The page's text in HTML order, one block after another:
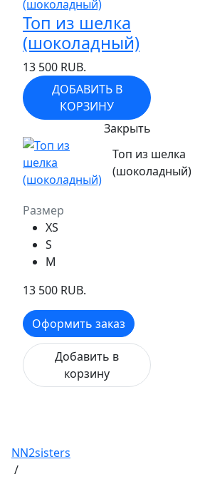
Топ из шелка
(шоколадный)
13 500 RUB.
ДОБАВИТЬ В
КОРЗИНУ
Закрыть
Топ из шелка
(шоколадный)
Размер
XS
S
M
13 500 RUB.
Оформить заказ
Добавить в
корзину
NN2sisters
/